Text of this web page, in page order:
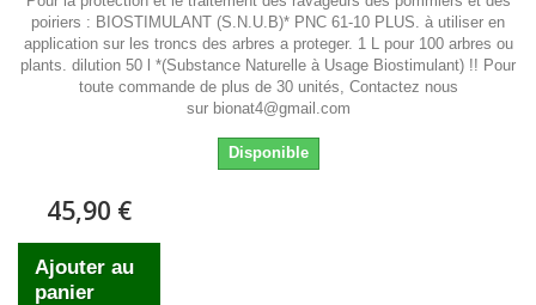
poiriers : BIOSTIMULANT (S.N.U.B)* PNC 61-10 PLUS. à utiliser en
application sur les troncs des arbres a proteger. 1 L pour 100 arbres ou
plants. dilution 50 l *(Substance Naturelle à Usage Biostimulant) !! Pour
toute commande de plus de 30 unités, Contactez nous
sur bionat4@gmail.com
Disponible
45,90 €
Ajouter au
panier